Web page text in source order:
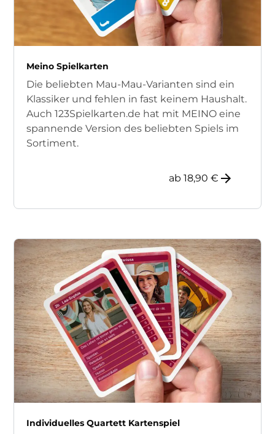
Meino Spielkarten
Die beliebten Mau-Mau-Varianten sind ein
Klassiker und fehlen in fast keinem Haushalt.
Auch 123Spielkarten.de hat mit MEINO eine
spannende Version des beliebten Spiels im
Sortiment.​
ab 18,90 €
Individuelles Quartett Kartenspiel